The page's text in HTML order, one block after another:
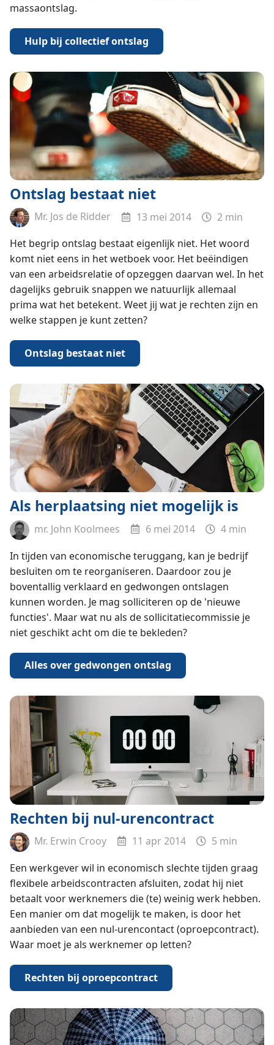
massaontslag.
Hulp bij collectief ontslag
Ontslag bestaat niet
Mr. Jos de Ridder 13 mei 2014
2 min
Het begrip ontslag bestaat eigenlijk niet. Het woord
komt niet eens in het wetboek voor. Het beëindigen
van een arbeidsrelatie of opzeggen daarvan wel. In het
dagelijks gebruik snappen we natuurlijk allemaal
prima wat het betekent. Weet jij wat je rechten zijn en
welke stappen je kunt zetten?
Ontslag bestaat niet
Als herplaatsing niet mogelijk is
mr. John Koolmees 6 mei 2014
4 min
In tijden van economische teruggang, kan je bedrijf
besluiten om te reorganiseren. Daardoor zou je
boventallig verklaard en gedwongen ontslagen
kunnen worden. Je mag solliciteren op de 'nieuwe
functies'. Maar wat nu als de sollicitatiecommissie je
niet geschikt acht om die te bekleden?
Alles over gedwongen ontslag
Rechten bij nul-urencontract
Mr. Erwin Crooy 11 apr 2014
5 min
Een werkgever wil in economisch slechte tijden graag
flexibele arbeidscontracten afsluiten, zodat hij niet
betaalt voor werknemers die (te) weinig werk hebben.
Een manier om dat mogelijk te maken, is door het
aanbieden van een nul-urencontact (oproepcontract).
Waar moet je als werknemer op letten?
Rechten bij oproepcontract